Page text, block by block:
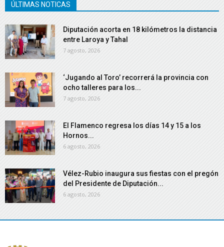
ÚLTIMAS NOTICAS
Diputación acorta en 18 kilómetros la distancia
entre Laroya y Tahal
7 agosto, 2026
‘Jugando al Toro’ recorrerá la provincia con
ocho talleres para los...
7 agosto, 2026
El Flamenco regresa los días 14 y 15 a los
Hornos...
6 agosto, 2026
Vélez-Rubio inaugura sus fiestas con el pregón
del Presidente de Diputación...
6 agosto, 2026